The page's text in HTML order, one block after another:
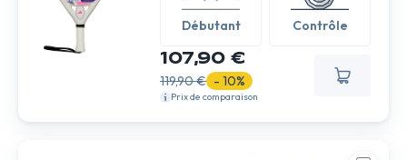
Débutant Contrôle
107,90 €
119,90 € - 10%
Prix de comparaison